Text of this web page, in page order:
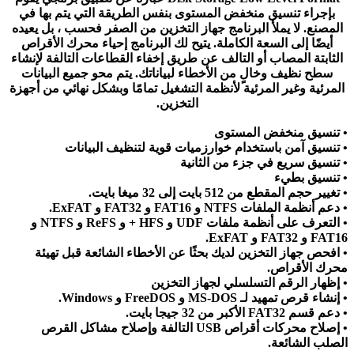
بإجراء تنسيق منخفض المستوى بنفس الطريقة التي يتم بها في
المصنع. لا يملأ البرنامج جهاز التخزين من الصفر فحسب ، بل يعيده
أيضًا إلى السعة الكاملة. يتيح لك البرنامج إحياء محرك الأقراص
الثابتة المصاب أو التالف عن طريق إخفاء القطاعات التالفة لإنشاء
سطح نظيف وخالٍ من الأخطاء لبياناتك. يتم محو جميع البيانات
المرئية وغير المرئية لأنظمة التشغيل تمامًا وبشكل نهائي من أجهزة
التخزين.
• تنسيق منخفض المستوى
• تنسيق آمن باستخدام خوارزميات قوية لتنظيف البيانات
• تنسيق سريع في جزء من الثانية
• تنسيق بطيء
• تغيير حجم المقطع من 512 بايت إلى 32 ميغا بايت.
• دعم أنظمة الملفات NTFS و FAT16 و FAT32 و ExFAT.
• التعرف على أنظمة ملفات UDF و HFS + و ReFS و NTFS و
FAT16 و FAT32 و ExFAT.
• افحص جهاز التخزين لديك بحثًا عن الأخطاء الشائعة قبل تهيئة
محرك الأقراص.
• إظهار الرقم التسلسلي لجهاز التخزين
• إنشاء قرص تمهيد لـ MS-DOS و FreeDOS و Windows.
• دعم قسم FAT32 الأكبر من 32 جيجا بايت.
• إصلاح محركات أقراص USB التالفة وإصلاح مشاكل القرص
الصلب الشائعة.